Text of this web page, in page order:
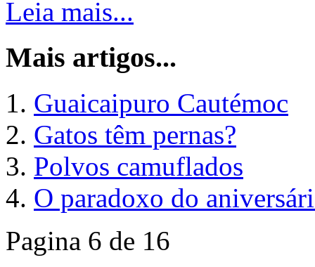
Leia mais...
Mais artigos...
Guaicaipuro Cautémoc
Gatos têm pernas?
Polvos camuflados
O paradoxo do
Pagina 6 de 16